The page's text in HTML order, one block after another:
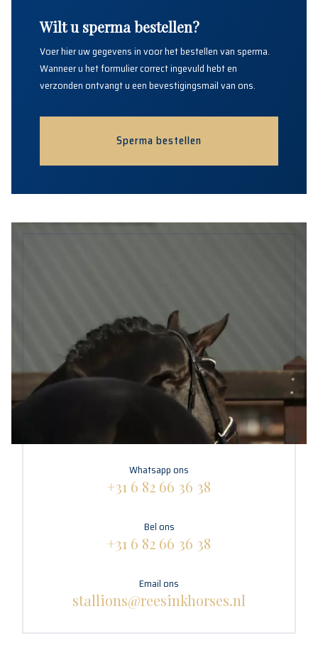
Wilt u sperma bestellen?
Voer hier uw gegevens in voor het bestellen van sperma.
Wanneer u het formulier correct ingevuld hebt en
verzonden ontvangt u een bevestigingsmail van ons.
Sperma bestellen
Whatsapp ons
+31 6 82 66 36 38
Bel ons
+31 6 82 66 36 38
Email ons
stallions@reesinkhorses.nl